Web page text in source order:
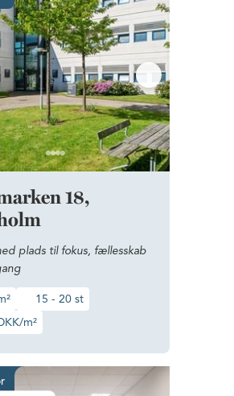
18,
plads til fokus, fællesskab
15 - 20 st
m²
Kontor i Hørsholm indrettet